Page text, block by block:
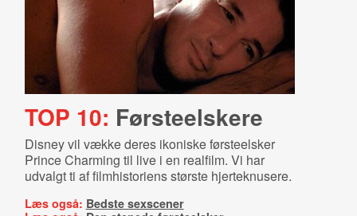
TOP 10: Førsteelskere
Disney vil vække deres ikoniske førsteelsker
Prince Charming til live i en realfilm. Vi har
udvalgt ti af filmhistoriens største hjerteknusere.
Læs også: Bedste sexscener